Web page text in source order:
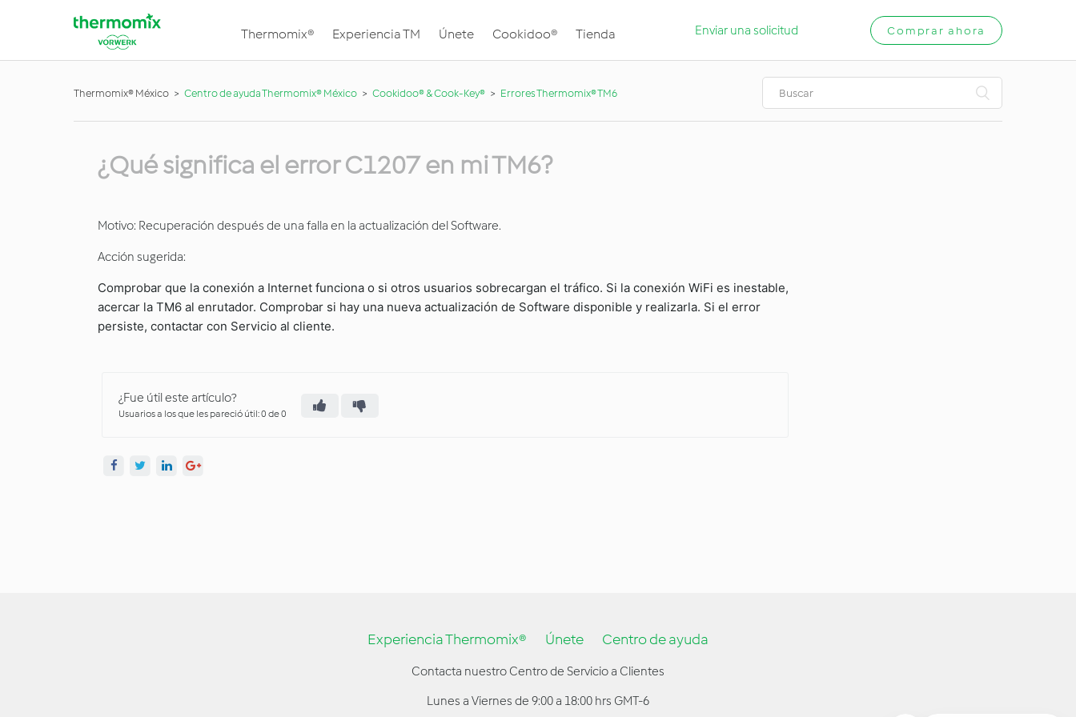
Thermomix® Experiencia TM Únete Cookidoo® Tienda Enviar una solicitud Comprar ahora
Thermomix® México Centro de ayuda Thermomix® México Cookidoo® & Cook-Key® Errores Thermomix® TM6
¿Qué significa el error C1207 en mi TM6?
Motivo: Recuperación después de una falla en la actualización del Software.
Acción sugerida:
Comprobar que la conexión a Internet funciona o si otros usuarios sobrecargan el tráfico. Si la conexión WiFi es inestable,
acercar la TM6 al enrutador. Comprobar si hay una nueva actualización de Software disponible y realizarla. Si el error
persiste, contactar con Servicio al cliente.
¿Fue útil este artículo?
Usuarios a los que les pareció útil: 0 de 0
Experiencia Thermomix® Únete Centro de ayuda
Contacta nuestro Centro de Servicio a Clientes
Lunes a Viernes de 9:00 a 18:00 hrs GMT-6